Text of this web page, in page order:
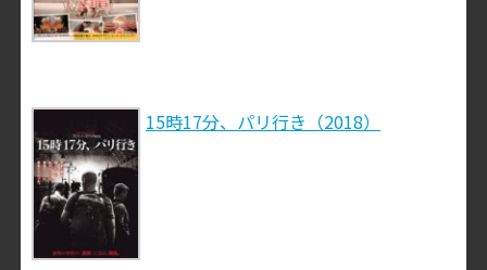
15時17分、パリ行き（2018）